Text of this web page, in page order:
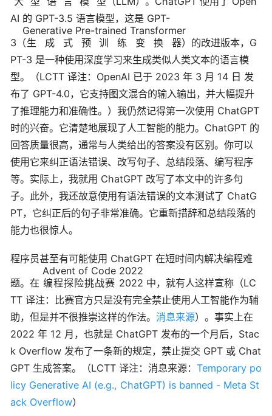
AI 的 GPT-3.5 语言模型，这是 GPT-
3（生成式预训练变换器
Generative Pre-trained Transformer
）的改进版本，G
PT-3 是一种使用深度学习来生成类似人类文本的语言模
型。（LCTT 译注：OpenAI 已于 2023 年 3 月 14 日 发
布了 GPT-4.0，它支持图文混合的输入输出，并大幅提升
了推理能力和准确性。）我仍然记得第一次使用 ChatGPT
时的兴奋。它清楚地展现了人工智能的能力。ChatGPT 的
回答质量很高，通常与人类给出的答案没有区别。你可以
使用它来纠正语法错误、改写句子、总结段落、编写程序
等。实际上，我就用 ChatGPT 改写了本文中的许多句
子。此外，我还故意使用有语法错误的文本测试了 ChatG
PT，它纠正后的句子非常准确。它重新措辞和总结段落的
能力也很惊人。
程序员甚至有可能使用 ChatGPT 在短时间内解决编程难
题。在 编程探险挑战赛 2022
Advent of Code 2022
中，就有人这样宣称（LC
TT 译注：比赛官方只是没有完全禁止使用人工智能作为辅
助，但是并不很推崇这样的作法。 消息来源）。事实上在
2022 年 12 月，也就是 ChatGPT 发布的一个月后，Stac
k Overflow 发布了一条新的规定，禁止提交 GPT 或 Chat
GPT 生成答案。（LCTT 译注：消息来源： Temporary po
licy Generative AI (e.g., ChatGPT) is banned - Meta St
ack Overflow）